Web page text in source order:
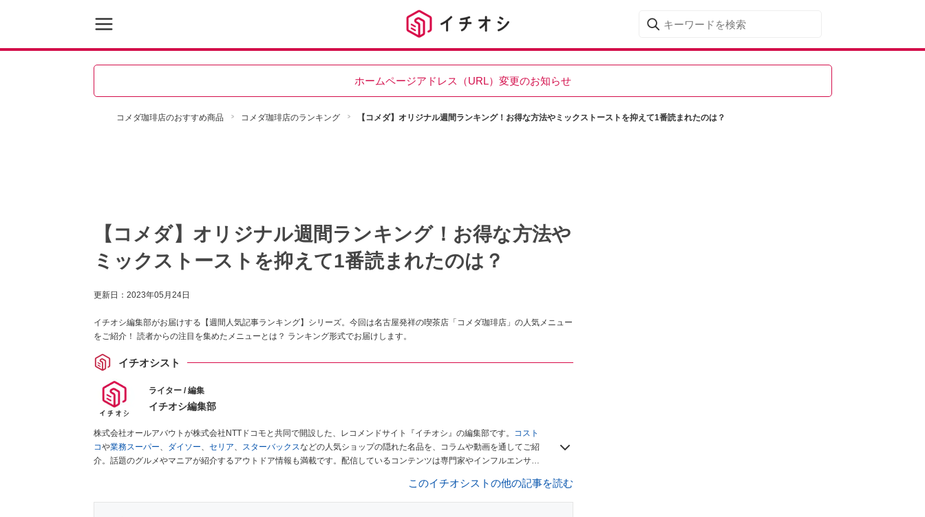
ホームページアドレス（URL）変更のお知らせ
コメダ珈琲店のおすすめ商品 コメダ珈琲店のランキング 【コメダ】オリジナル週間ランキング！お得な方法やミックストーストを抑えて1番読まれたのは？
【コメダ】オリジナル週間ランキング！お得な方法や
ミックストーストを抑えて1番読まれたのは？
更新日： 2023年05月24日
イチオシ編集部がお届けする【週間人気記事ランキング】シリーズ。今回は名古屋発祥の喫茶店「コメダ珈琲店」の人気メニュー
をご紹介！ 読者からの注目を集めたメニューとは？ ランキング形式でお届けします。
イチオシスト
ライター / 編集
イチオシ編集部
株式会社オールアバウトが株式会社NTTドコモと共同で開設した、レコメンドサイト『イチオシ』の編集部です。
コスト
コや業務スーパー、 ダイソー、 セリア、 スターバックスなどの人気ショップの隠れた名品を、コラムや動画を通してご紹
介。話題のグルメやマニアが紹介するアウトドア情報も満載です。配信しているコンテンツは専門家やインフルエンサー
このイチオシストの他の記事を読む